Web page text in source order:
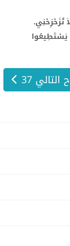
تُزَحْزِحْنِي.
يَسْتَطِيعُوا
التالي 37